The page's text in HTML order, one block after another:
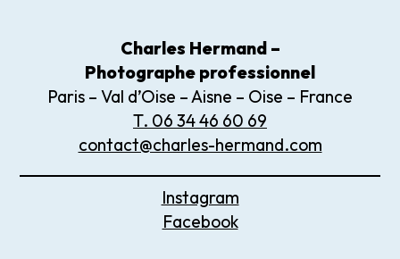
Charles Hermand –
Photographe professionnel
Paris – Val d’Oise – Aisne – Oise – France
T. 06 34 46 60 69
contact@charles-hermand.com
Instagram
Facebook